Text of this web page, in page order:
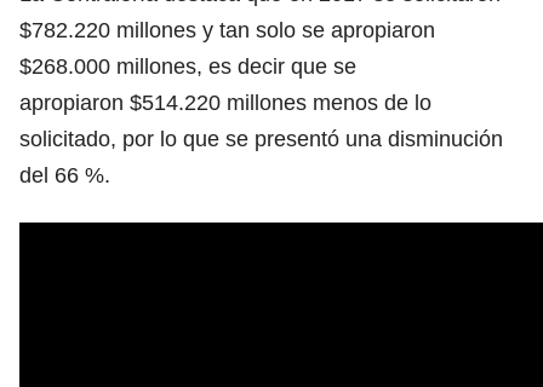
$782.220 millones y tan solo se apropiaron
$268.000 millones, es decir que se
apropiaron $514.220 millones menos de lo
solicitado, por lo que se presentó una disminución
del 66 %.